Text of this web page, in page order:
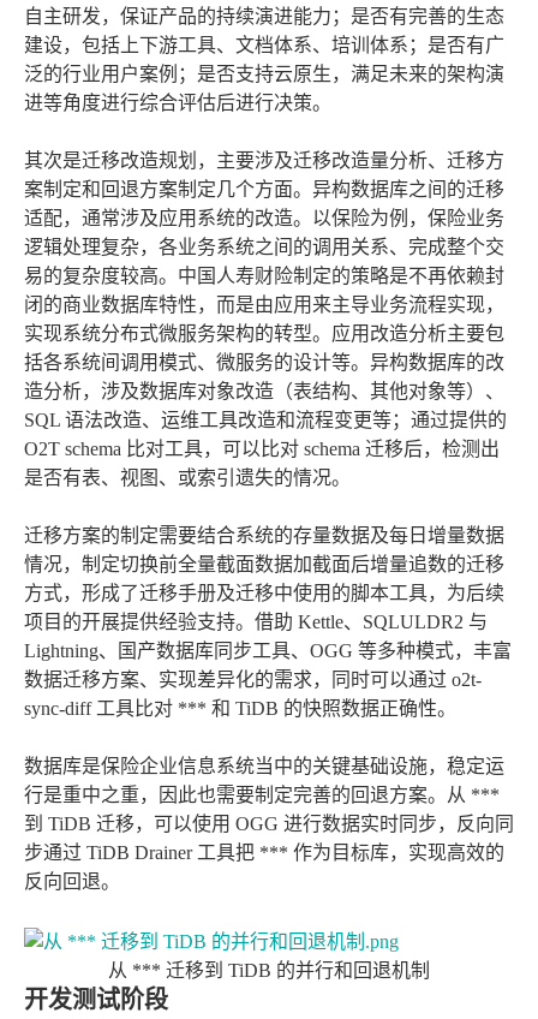
自主研发，保证产品的持续演进能力；是否有完善的生态
建设，包括上下游工具、文档体系、培训体系；是否有广
泛的行业用户案例；是否支持云原生，满足未来的架构演
进等角度进行综合评估后进行决策。
其次是迁移改造规划，主要涉及迁移改造量分析、迁移方
案制定和回退方案制定几个方面。异构数据库之间的迁移
适配，通常涉及应用系统的改造。以保险为例，保险业务
逻辑处理复杂，各业务系统之间的调用关系、完成整个交
易的复杂度较高。中国人寿财险制定的策略是不再依赖封
闭的商业数据库特性，而是由应用来主导业务流程实现，
实现系统分布式微服务架构的转型。应用改造分析主要包
括各系统间调用模式、微服务的设计等。异构数据库的改
造分析，涉及数据库对象改造（表结构、其他对象等）、
SQL 语法改造、运维工具改造和流程变更等；通过提供的
O2T schema 比对工具，可以比对 schema 迁移后，检测出
是否有表、视图、或索引遗失的情况。
迁移方案的制定需要结合系统的存量数据及每日增量数据
情况，制定切换前全量截面数据加截面后增量追数的迁移
方式，形成了迁移手册及迁移中使用的脚本工具，为后续
项目的开展提供经验支持。借助 Kettle、SQLULDR2 与
Lightning、国产数据库同步工具、OGG 等多种模式，丰富
数据迁移方案、实现差异化的需求，同时可以通过 o2t-
sync-diff 工具比对 *** 和 TiDB 的快照数据正确性。
数据库是保险企业信息系统当中的关键基础设施，稳定运
行是重中之重，因此也需要制定完善的回退方案。从 ***
到 TiDB 迁移，可以使用 OGG 进行数据实时同步，反向同
步通过 TiDB Drainer 工具把 *** 作为目标库，实现高效的
反向回退。
从 *** 迁移到 TiDB 的并行和回退机制
开发测试阶段